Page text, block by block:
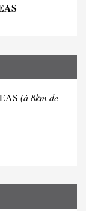
(à 8km de